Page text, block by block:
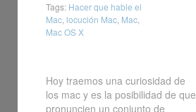
Tags: Hacer que hable el
Mac locución Mac Mac
Mac OS X
Hoy traemos una curiosidad de
los mac y es la posibilidad de que
pronuncien un conjunto de